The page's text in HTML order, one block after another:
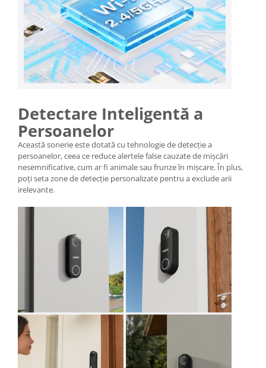
Detectare Inteligentă a
Persoanelor
Această sonerie este dotată cu tehnologie de detecție a
persoanelor, ceea ce reduce alertele false cauzate de mișcări
nesemnificative, cum ar fi animale sau frunze în mișcare. În plus,
poți seta zone de detecție personalizate pentru a exclude arii
irelevante.